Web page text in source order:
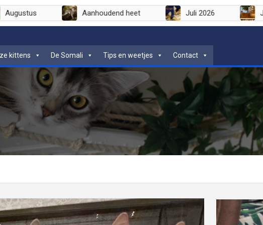
Augustus Aanhoudend heet Juli 2026
kittens De Somali Tips en weetjes Contact